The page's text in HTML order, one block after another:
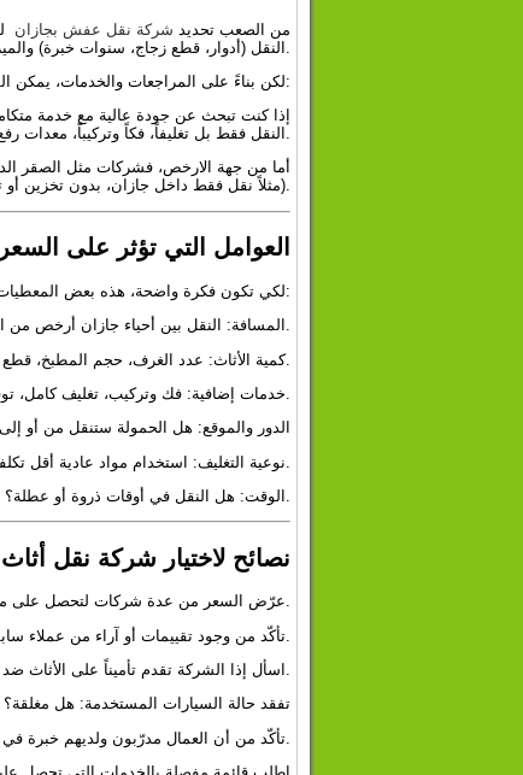
من الصعب تحديد شركة نقل عفش بجازان
لكن بناءً على المراجعات والخدمات، يمكن القول:
إذا كنت تبحث عن جودة عالية مع خدمة
النقل فقط بل تغليفاً، فكاً وتركيباً، معدات رفع، وخدمة احتياطية في حالة حدوث ضرر.
أما من جهة الارخص، فشركات مثل الصقر
(مثلاً نقل فقط داخل جازان، بدون تخزين أو تغليف فاخر). لكن يجب التأكّد من جودة التغليف وفريق العمل لتفادي الأضرار.
العوامل التي تؤثر على السعر
لكي تكون فكرة واضحة، هذه بعض المعطيات التي تؤثر على تكلفة نقل العفش:
المسافة: النقل بين أحياء جازان أرخص من النقل إلى مدينة أخرى أو حتى بين محافظات.
كمية الأثاث: عدد الغرف، حجم المطبخ، قطع الأثاث الكبيرة (كنب، خزائن، مطابخ).
الدور والموقع: هل الحمولة ستنقل من أو
نصائح لاختيار شركة نقل
عرّض السعر من عدة شركات لتحصل على مقارنة.
اسأل إذا الشركة تقدم تأميناً على الأثاث ضد التلف أو الكسر.
تفقد حالة السيارات المستخدمة: هل مغلقة؟